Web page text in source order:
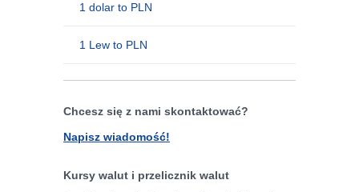
1 dolar to PLN
1 Lew to PLN
Chcesz się z nami skontaktować?
Napisz wiadomość!
Kursy walut i przelicznik walut